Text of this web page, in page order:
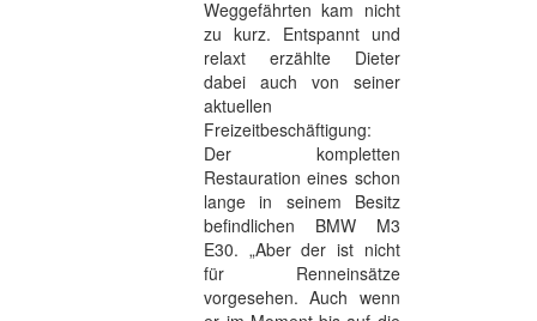
Weggefährten kam nicht
zu kurz. Entspannt und
relaxt erzählte Dieter
dabei auch von seiner
aktuellen
Freizeitbeschäftigung:
Der kompletten
Restauration eines schon
lange in seinem Besitz
befindlichen BMW M3
E30. „Aber der ist nicht
für Renneinsätze
vorgesehen. Auch wenn